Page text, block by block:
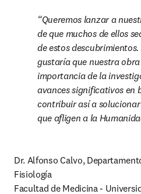
Queremos lanzar a
de que muchos de ellos
de estos
gustaría que nuestra
importancia de la
avances significativos en
contribuir así a
que afligen a la
Dr. Alfonso Calvo,
Fisiología
Facultad de Medicina -